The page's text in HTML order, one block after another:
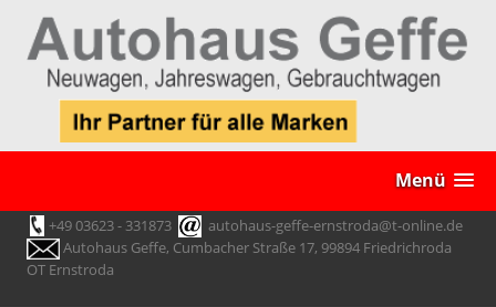
Menü
+49 03623 - 331873
autohaus-geffe-ernstroda@t-online.de
Autohaus Geffe, Cumbacher Straße 17, 99894 Friedrichroda
OT Ernstroda